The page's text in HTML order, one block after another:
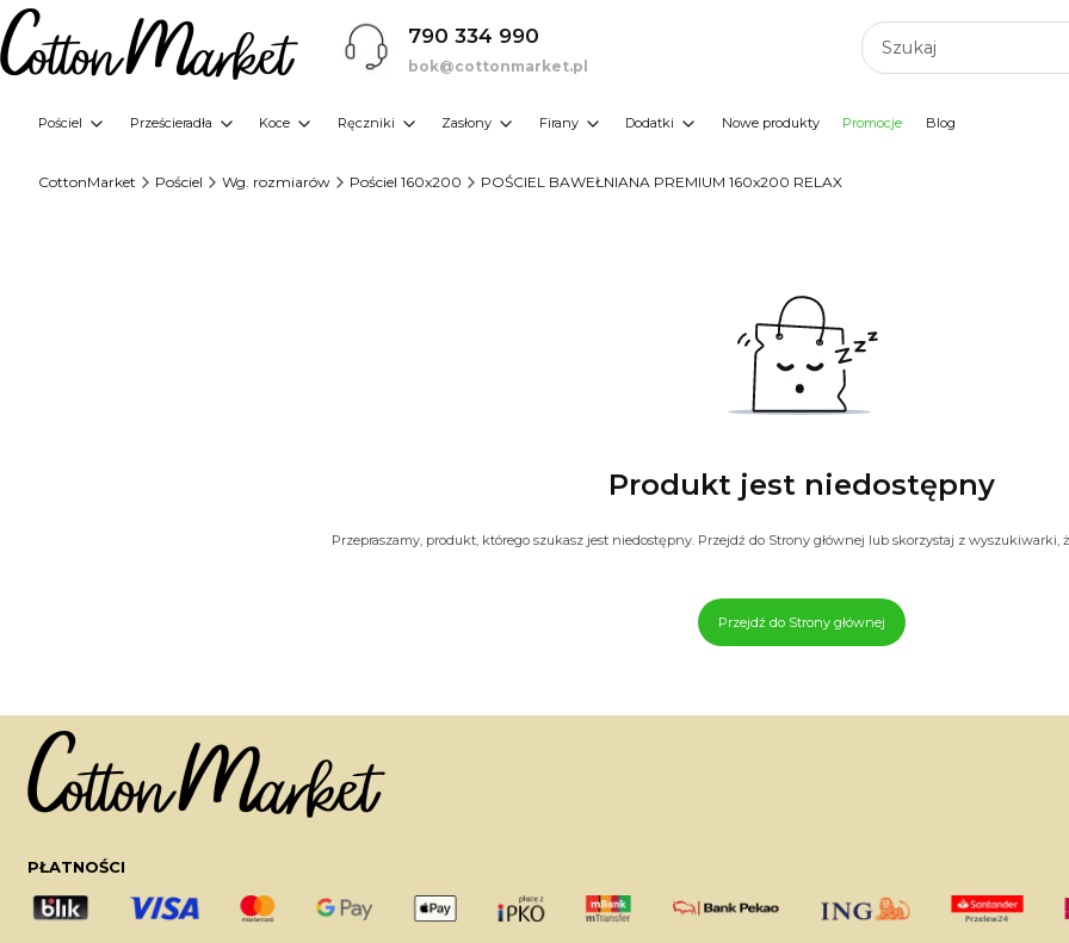
790 334 990
bok@cottonmarket.pl
Pościel Prześcieradła Koce Ręczniki Zasłony Firany Dodatki Nowe produkty Promocje Blog
CottonMarket Pościel Wg. rozmiarów Pościel 160x200 POŚCIEL BAWEŁNIANA PREMIUM 160x200 RELAX
Produkt jest niedostępny
Przepraszamy, produkt, którego szukasz jest niedostępny. Przejdź do Strony głównej lub skorzystaj z wyszukiwarki,
Przejdź do Strony głównej
PŁATNOŚCI